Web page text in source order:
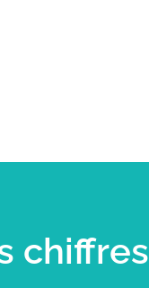
chiffres